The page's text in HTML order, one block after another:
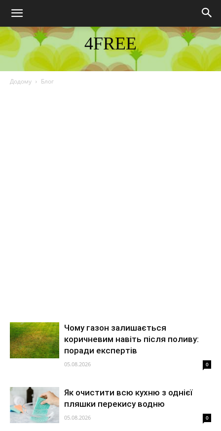
4FREE
DISCOVER THE ART OF PUBLISHING
Додому Блог
Чому газон залишається
коричневим навіть після поливу:
поради експертів
05.08.2026 0
Як очистити всю кухню з однієї
пляшки перекису водню
05.08.2026 0